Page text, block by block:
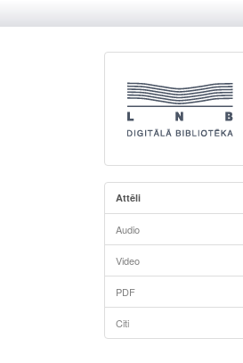
Attēli
Audio
Video
PDF
Citi